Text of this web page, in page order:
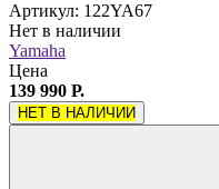
Артикул: 122YA67
Нет в наличии
Yamaha
Цена
139 990 Р.
НЕТ В НАЛИЧИИ